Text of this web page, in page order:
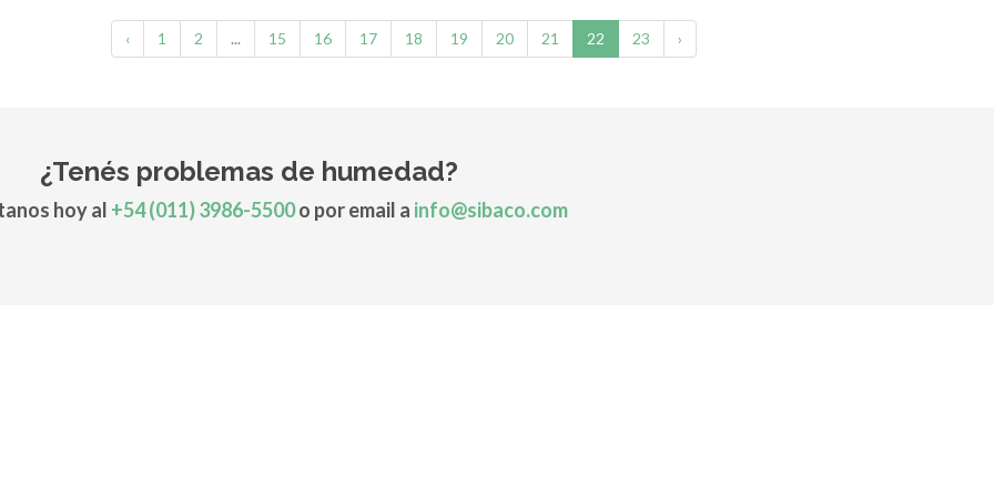
‹ 1 2 ... 15 16 17 18 19 20 21 22 23 ›
¿Tenés problemas de humedad?
hoy al +54 (011) 3986-5500o por email a info@sibaco.com